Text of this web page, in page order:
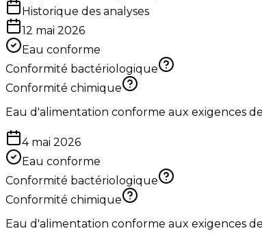
Historique des analyses
12 mai 2026
Eau conforme
Conformité bactériologique
Conformité chimique
Eau d'alimentation conforme aux exigences
4 mai 2026
Eau conforme
Conformité bactériologique
Conformité chimique
Eau d'alimentation conforme aux exigences